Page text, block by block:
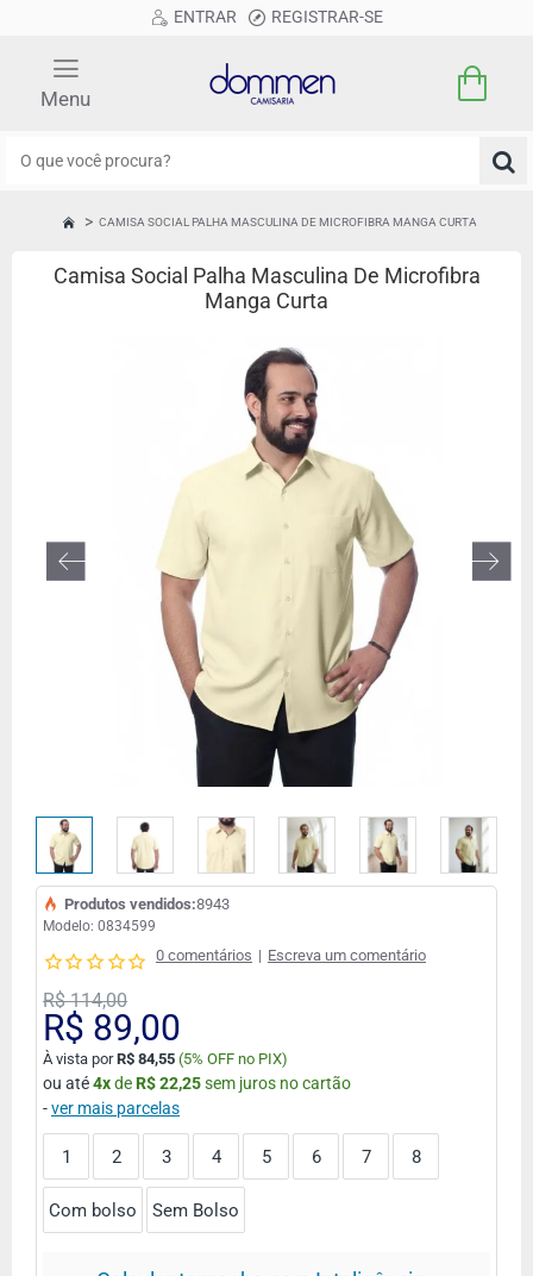
ENTRAR REGISTRAR-SE
CAMISA SOCIAL PALHA MASCULINA DE MICROFIBRA MANGA CURTA
Camisa Social Palha Masculina De Microfibra
Manga Curta
Modelo: 0834599
Produtos vendidos:8943
0 comentários | Escreva um comentário
R$ 89,00
R$ 114,00
À vista porR$ 84,55 (5% OFF no PIX)
ou até4xdeR$ 22,25sem juros no cartão
-ver mais parcelas
1 2 3 4 5 6 7 8
Com bolso Sem Bolso